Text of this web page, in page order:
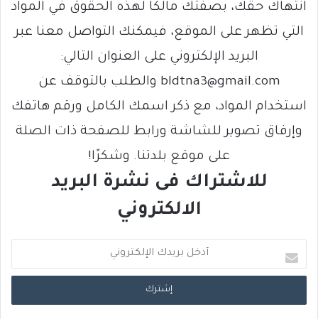
انتهاك حقك، بصفتك مالكًا لهذه الحقوق في المواد
التي تظهر على الموقع، فيمكنك التواصل معنا عبر
البريد الإلكتروني على العنوان التالي:
bldtna3@gmail.com والطلب بالتوقف عن
استخدام المواد، مع ذكر اسمك الكامل ورقم هاتفك
وإرفاق تصوير للشاشة ورابط للصفحة ذات الصلة
على موقع بلدتنا. وشكرًا!
للاشتراك فى نشرة البريد
الالكتروني
د
خ